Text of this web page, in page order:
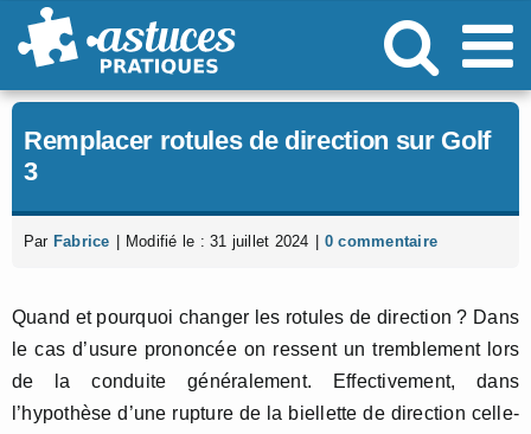
Passer
au
Remplacer rotules de direction sur Golf
3
Par Fabrice Modifié le : 31 juillet 2024 0 commentaire
Quand et pourquoi changer les rotules de direction ? Dans
le cas d’usure prononcée on ressent un tremblement lors
de la conduite généralement. Effectivement, dans
l’hypothèse d’une rupture de la biellette de direction celle-